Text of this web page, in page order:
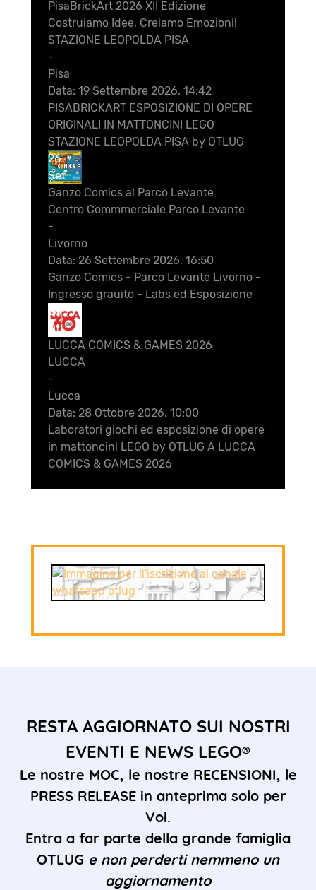
PisaBrickArt 2026 XII Edizione
Costruiamo Idee, Creiamo Emozioni!
STAZIONE LEOPOLDA PISA
-
Pisa
Data: 19 Settembre 2026, 14:42
PISABRICKART ESPOSIZIONE DI OPERE
ORIGINALI IN MATTONCINI LEGO
STAZIONE LEOPOLDA PISA by OTLUG
26
Set
Ganzo Comics al Parco Levante
Centro Commmerciale Parco Levante
-
Livorno
Data: 26 Settembre 2026, 16:50
Ganzo Comics - Parco Levante Livorno -
Ingresso grauito - Labs ed Esposizione
28
Ott
LUCCA COMICS & GAMES 2026
LUCCA
-
Lucca
Data: 28 Ottobre 2026, 10:00
Laboratori giochi ed esposizione di opere
in mattoncini LEGO by OTLUG A LUCCA
COMICS & GAMES 2026
RESTA AGGIORNATO SUI NOSTRI
EVENTI E NEWS LEGO®
Le nostre MOC, le nostre RECENSIONI, le
PRESS RELEASE in anteprima solo per
Voi.
Entra a far parte della grande famiglia
OTLUG e non perderti nemmeno un
aggiornamento